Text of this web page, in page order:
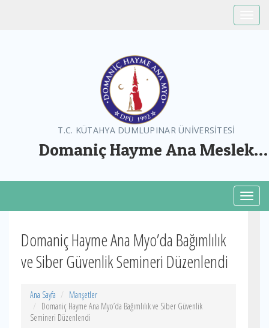
T.C. KÜTAHYA DUMLUPINAR ÜNİVERSİTESİ
Domaniç Hayme Ana Meslek
Domaniç Hayme Ana Myo’da Bağımlılık
ve Siber Güvenlik Semineri Düzenlendi
Ana Sayfa
Manşetler
Domaniç Hayme Ana Myo’da Bağımlılık ve Siber Güvenlik
Semineri Düzenlendi